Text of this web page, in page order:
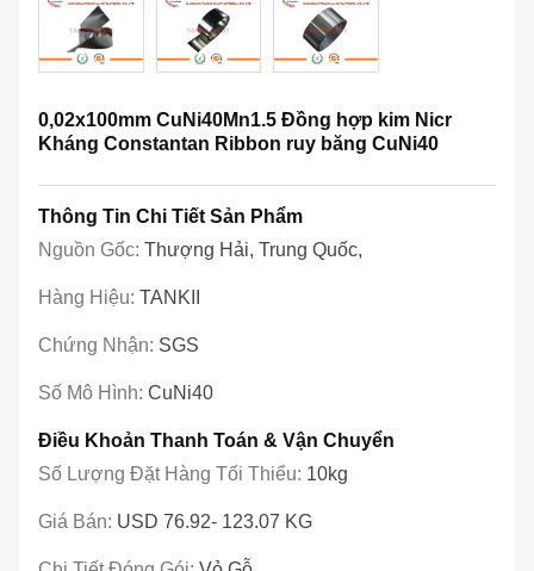
0,02x100mm CuNi40Mn1.5 Đồng hợp kim Nicr
Kháng Constantan Ribbon ruy băng CuNi40
Thông Tin Chi Tiết Sản Phẩm
Nguồn Gốc: Thượng Hải, Trung Quốc,
Hàng Hiệu: TANKII
Chứng Nhận: SGS
Số Mô Hình: CuNi40
Điều Khoản Thanh Toán & Vận Chuyển
Số Lượng Đặt Hàng Tối Thiểu: 10kg
Giá Bán: USD 76.92- 123.07 KG